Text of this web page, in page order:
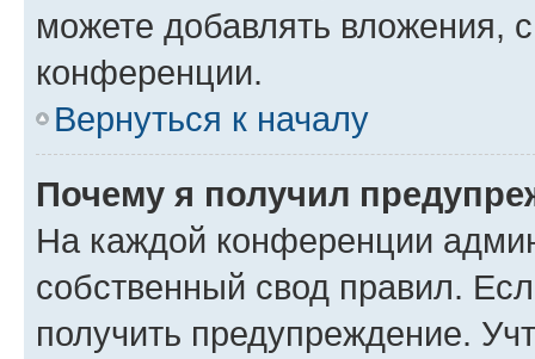
можете добавлять вложения,
конференции.
Вернуться к началу
Почему я получил
На каждой конференции
собственный свод правил.
получить предупреждение.